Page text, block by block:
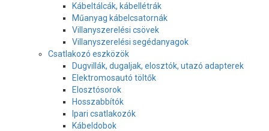
Kábeltálcák, kábellétrák
Műanyag kábelcsatornák
Villanyszerelési csövek
Villanyszerelési segédanyagok
Csatlakozó eszközök
Dugvillák, dugaljak, elosztók, utazó adapterek
Elektromosautó töltők
Elosztósorok
Hosszabbítók
Ipari csatlakozók
Kábeldobok